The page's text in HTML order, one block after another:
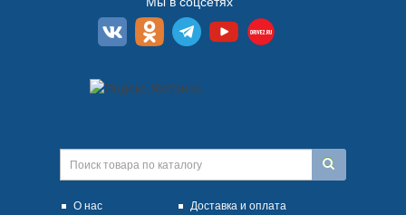
О нас Доставка и оплата